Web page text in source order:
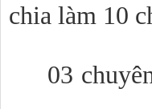
chia làm 10
03